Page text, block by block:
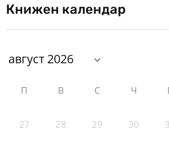
Книжен календар
П В С Ч
27 28 29 30